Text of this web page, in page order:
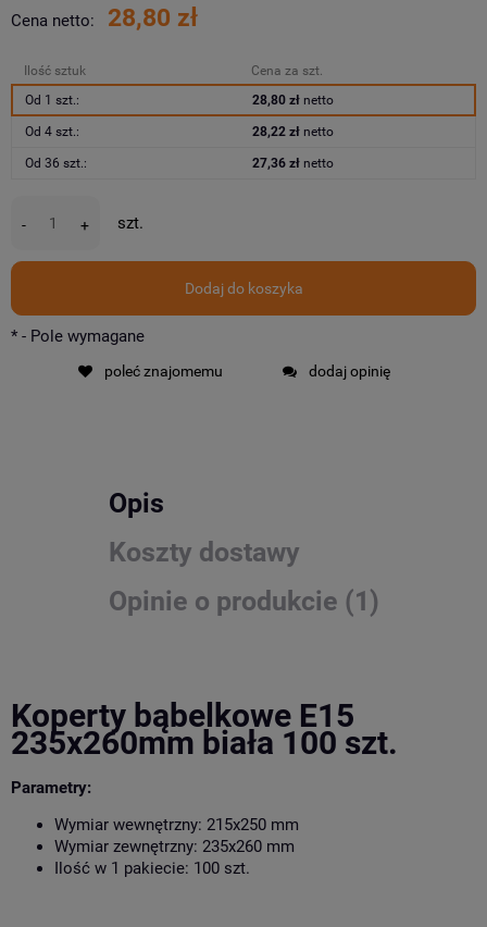
Cena netto: 28,80 zł
Ilość sztuk
Cena za szt.
Od 1 szt.:
28,80 złnetto
Od 4 szt.: 28,22 złnetto
Od 36 szt.: 27,36 złnetto
- + szt.
Dodaj do koszyka
* - Pole wymagane
poleć znajomemu dodaj opinię
Opis
Koszty dostawy
Opinie o produkcie (1)
Koperty bąbelkowe E15
235x260mm biała 100 szt.
Parametry:
Wymiar wewnętrzny: 215x250 mm
Wymiar zewnętrzny: 235x260 mm
Ilość w 1 pakiecie: 100 szt.